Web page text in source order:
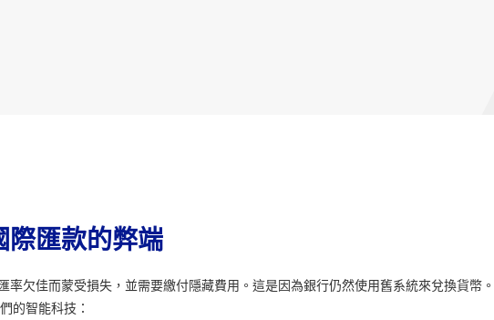
際匯款的弊端
率欠佳而蒙受損失，並需要繳付隱藏費用。這是因為銀行仍然使用舊系統來兌換貨幣
的智能科技：